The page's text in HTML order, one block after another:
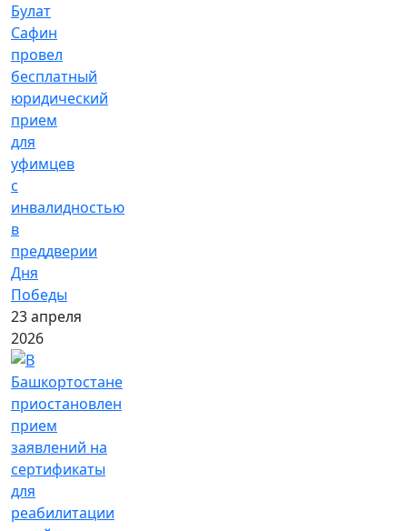
Булат
Сафин
провел
бесплатный
юридический
прием
для
уфимцев
с
инвалидностью
в
преддверии
Дня
Победы
23 апреля
2026